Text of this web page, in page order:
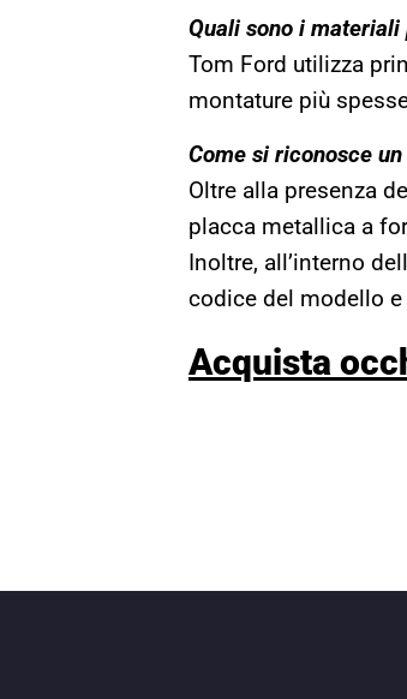
Quali sono i
Tom Ford utilizza
montature più
Come si riconosce
Oltre alla presenza
placca metallica a
Inoltre, all’interno
codice del modello
Acquista